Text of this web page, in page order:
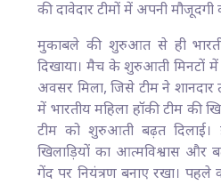
की दावेदार टीमों में अपनी
मुकाबले की शुरुआत से ही
दिखाया। मैच के शुरुआती मिनटों
अवसर मिला, जिसे टीम ने शानदार
में भारतीय महिला हॉकी टीम की
टीम को शुरुआती बढ़त दिलाई।
खिलाड़ियों का आत्मविश्वास और
गेंद पर नियंत्रण बनाए रखा। पहले